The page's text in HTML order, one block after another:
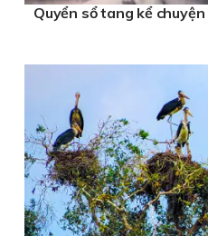
Quyển sổ tang kể